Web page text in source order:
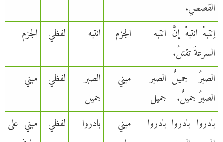
القصصِ.
اِنتبهْ انتبهْ إنَّ
السرعةَ تقتلُ.
انتبه الجزم انتبه لفظي الجزم
الصبرُ جميلٌ
الصبرُ جميلٌ.
الصبر
جميل
مبني
الصبر
جميل
لفظي مبني
بادروا بادروا بادروا
مبني
بادروا لفظي
مبني على